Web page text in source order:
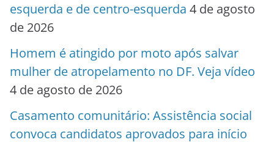
esquerda e de centro-esquerda 4 de agosto
de 2026
Homem é atingido por moto após salvar
mulher de atropelamento no DF. Veja vídeo
4 de agosto de 2026
Casamento comunitário: Assistência social
convoca candidatos aprovados para início